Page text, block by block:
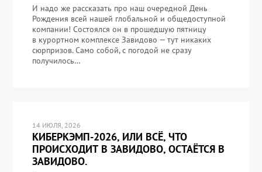
И надо же рассказать про наш очередной День
Рождения всей нашей глобальной и общедоступной
компании! Состоялся он в прошедшую пятницу
в курортном комплексе Завидово — тут никаких
сюрпризов. Само собой, с погодой не сразу
получилось…
14 ИЮЛЯ, 2026
КИБЕРКЭМП-2026, ИЛИ ВСЁ, ЧТО
ПРОИСХОДИТ В ЗАВИДОВО, ОСТАЁТСЯ В
ЗАВИДОВО.